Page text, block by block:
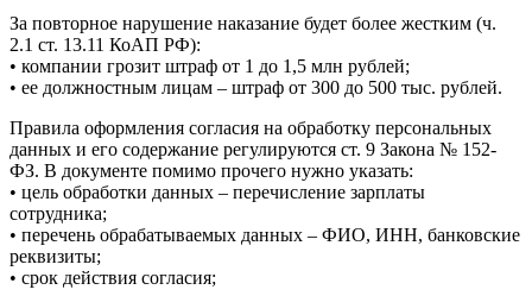
За повторное нарушение наказание будет более жестким (ч.
2.1 ст. 13.11 КоАП РФ):
• компании грозит штраф от 1 до 1,5 млн рублей;
• ее должностным лицам – штраф от 300 до 500 тыс. рублей.
Правила оформления согласия на обработку персональных
данных и его содержание регулируются ст. 9 Закона № 152-
ФЗ. В документе помимо прочего нужно указать:
• цель обработки данных – перечисление зарплаты
сотрудника;
• перечень обрабатываемых данных – ФИО, ИНН, банковские
реквизиты;
• срок действия согласия;